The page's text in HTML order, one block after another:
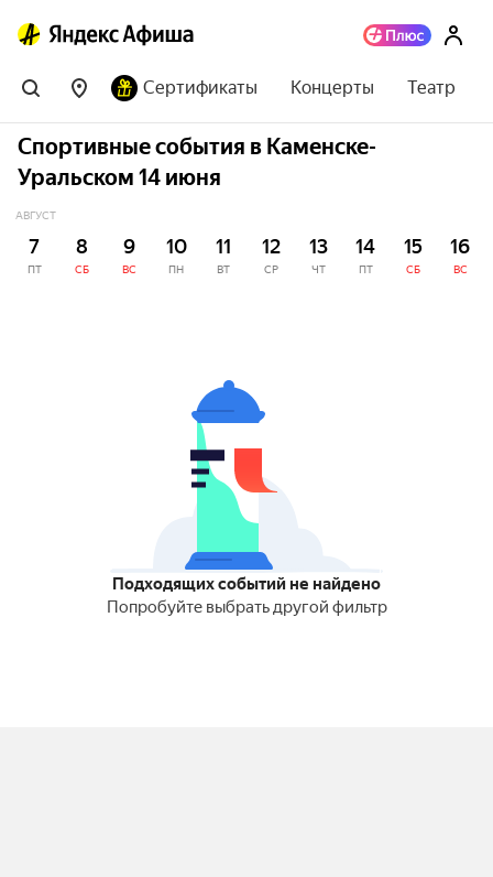
Сертификаты Концерты Театр
Спортивные события в Каменске-
Уральском 14 июня
АВГУСТ
7
ПТ
8
СБ
9
ВС
10
ПН
11
ВТ
12
СР
13
ЧТ
14
ПТ
15
СБ
16
ВС
Подходящих событий не найдено
Попробуйте выбрать другой фильтр